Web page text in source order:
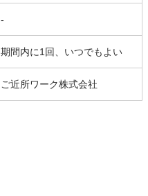
-
期間内に1回、いつでもよい
ご近所ワーク株式会社